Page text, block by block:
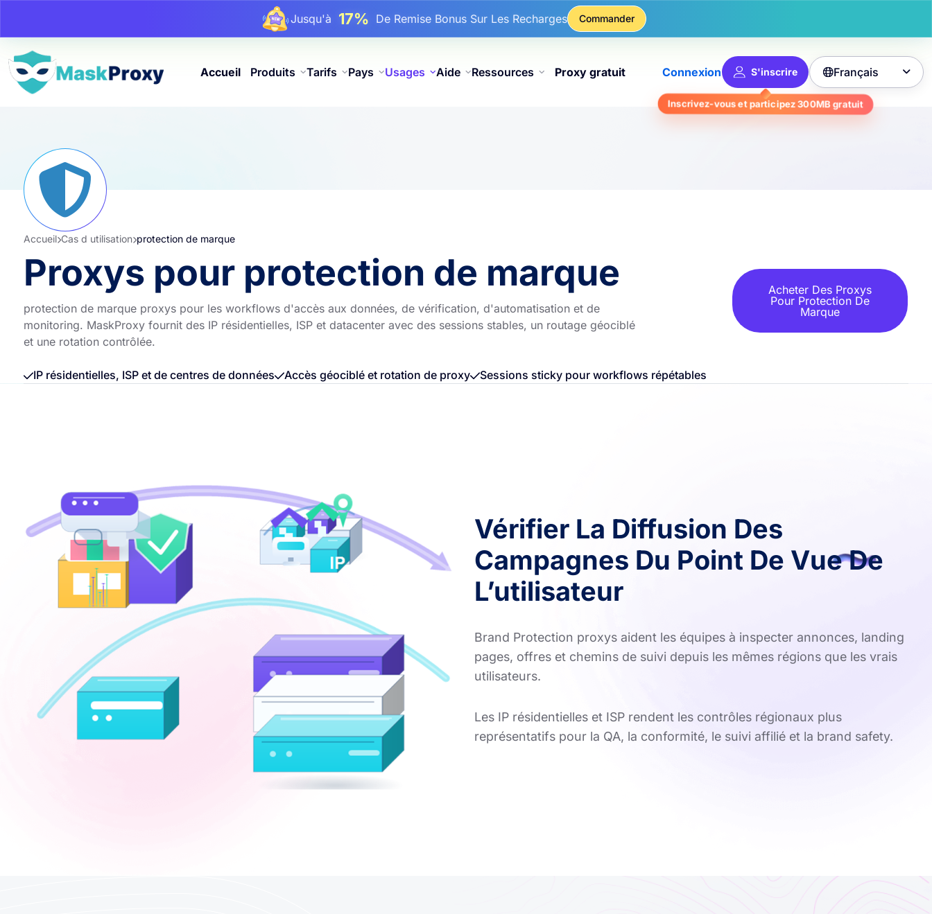
Jusqu'à 17% De Remise Bonus Sur Les Recharges
Jusqu'à25%Remise Sur Les Achats Statiques IP
Commander
Accueil Produits Tarifs Pays Usages Aide Ressources Proxy gratuit Connexion S'inscrire
Inscrivez-vous et participez300MBgratuit
Français 
Accueil Cas d utilisation protection de marque
Proxys pour protection de marque
protection de marque proxys pour les workflows d'accès aux données, de vérification, d'automatisation et de
monitoring. MaskProxy fournit des IP résidentielles, ISP et datacenter avec des sessions stables, un routage géociblé
et une rotation contrôlée.
Acheter Des Proxys
Pour Protection De
Marque
IP résidentielles, ISP et de centres de données Accès géociblé et rotation de proxy Sessions sticky pour workflows répétables
Vérifier La Diffusion Des
Campagnes Du Point De Vue De
L’utilisateur
Brand Protection proxys aident les équipes à inspecter annonces, landing
pages, offres et chemins de suivi depuis les mêmes régions que les vrais
utilisateurs.
Les IP résidentielles et ISP rendent les contrôles régionaux plus
représentatifs pour la QA, la conformité, le suivi affilié et la brand safety.